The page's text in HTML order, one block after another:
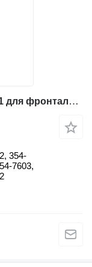
Guards for bucket Caterpillar 3547601 для фронтального погрузчика Caterpillar 924K, 930K, 938K, 950K, 962K, 966K, 966M, 966M XE, 3547601, 354-7601, 3547602, 354-7602, 354-7604, 3547604, 354-7603, 3547603, 109-6502, 1096502
354-
7603,